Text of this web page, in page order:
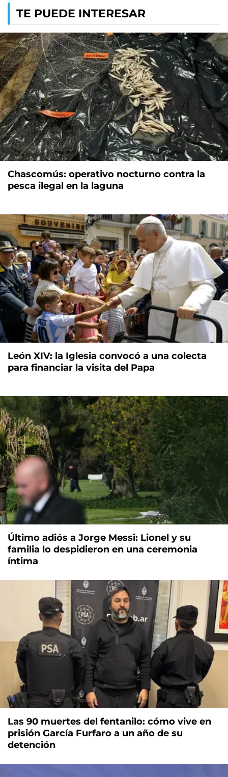
TE PUEDE INTERESAR
Chascomús: operativo nocturno contra la
pesca ilegal en la laguna
León XIV: la Iglesia convocó a una colecta
para financiar la visita del Papa
Último adiós a Jorge Messi: Lionel y su
familia lo despidieron en una ceremonia
íntima
Las 90 muertes del fentanilo: cómo vive en
prisión García Furfaro a un año de su
detención